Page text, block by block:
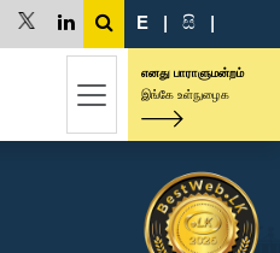
E | සි |
எனது பாராளுமன்றம்
இங்கே உள்நுழைக